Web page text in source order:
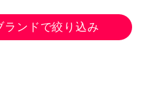
ランドで絞り込み